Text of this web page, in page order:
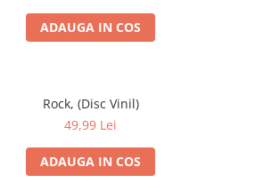
ADAUGA IN COS
Rock, (Disc Vinil)
49,99 Lei
ADAUGA IN COS